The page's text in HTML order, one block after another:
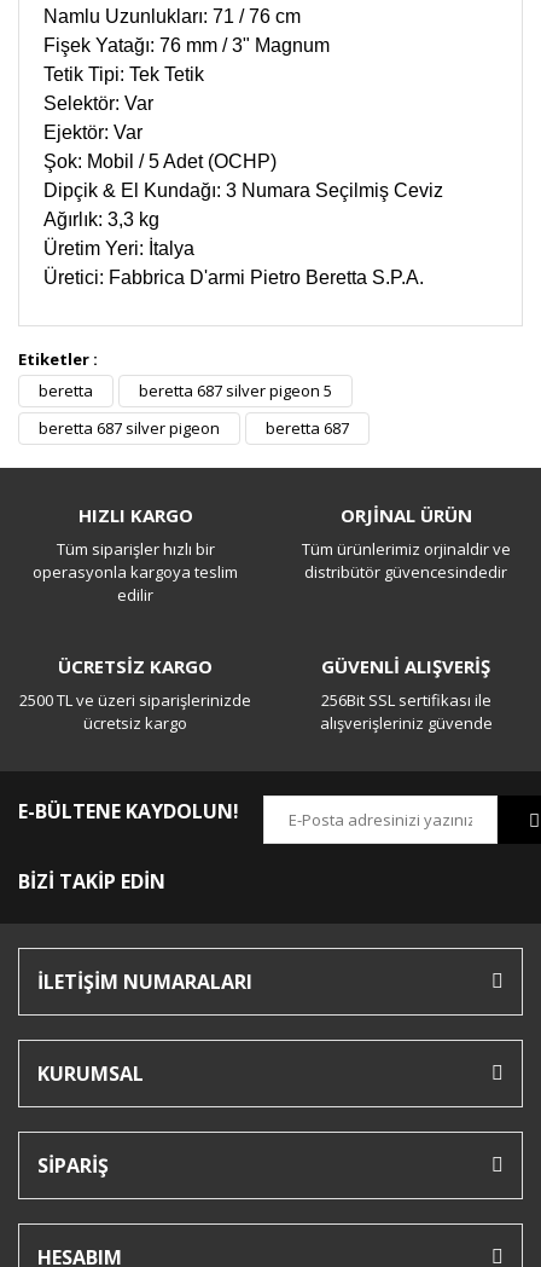
Namlu Uzunlukları: 71 / 76 cm
Fişek Yatağı: 76 mm / 3" Magnum
Tetik Tipi: Tek Tetik
Selektör: Var
Ejektör: Var
Şok: Mobil / 5 Adet (OCHP)
Dipçik & El Kundağı: 3 Numara Seçilmiş Ceviz
Ağırlık: 3,3 kg
Üretim Yeri: İtalya
Üretici: Fabbrica D'armi Pietro Beretta S.P.A.
Bu ürüne ilk yorumu siz yapın!
Yorum Yaz
Etiketler :
beretta
beretta 687 silver pigeon 5
beretta 687 silver pigeon
beretta 687
HIZLI KARGO
Tüm siparişler hızlı bir
operasyonla kargoya teslim
edilir
ORJİNAL ÜRÜN
Tüm ürünlerimiz orjinaldir ve
distribütör güvencesindedir
ÜCRETSİZ KARGO
2500 TL ve üzeri siparişlerinizde
ücretsiz kargo
GÜVENLİ ALIŞVERİŞ
256Bit SSL sertifikası ile
alışverişleriniz güvende
E-BÜLTENE KAYDOLUN!
BİZİ TAKİP EDİN
İLETİŞİM NUMARALARI
KURUMSAL
SİPARİŞ
HESABIM